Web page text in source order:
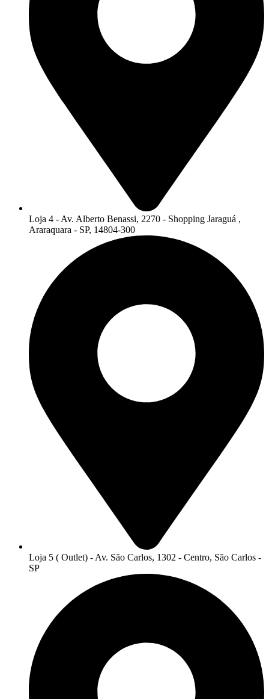
Loja 4 - Av. Alberto Benassi, 2270 - Shopping Jaraguá ,
Araraquara - SP, 14804-300
Loja 5 ( Outlet) - Av. São Carlos, 1302 - Centro, São Carlos -
SP